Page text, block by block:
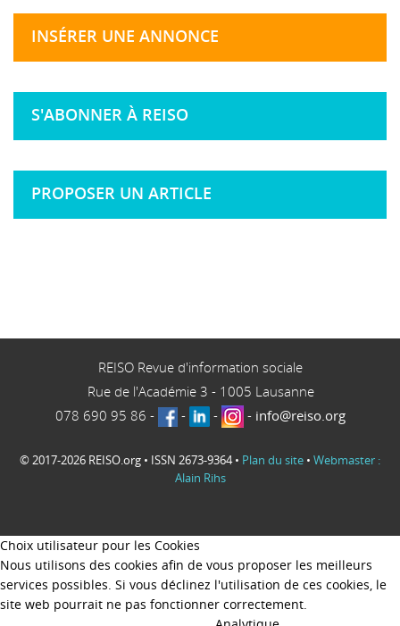
INSÉRER UNE ANNONCE
S'ABONNER À REISO
PROPOSER UN ARTICLE
REISO Revue d'information sociale
Rue de l'Académie 3 - 1005 Lausanne
078 690 95 86 - - - - info@reiso.org
© 2017-2026 REISO.org • ISSN 2673-9364 • Plan du site • Webmaster :
Alain Rihs
Choix utilisateur pour les Cookies
Nous utilisons des cookies afin de vous proposer les meilleurs
services possibles. Si vous déclinez l'utilisation de ces cookies, le
site web pourrait ne pas fonctionner correctement.